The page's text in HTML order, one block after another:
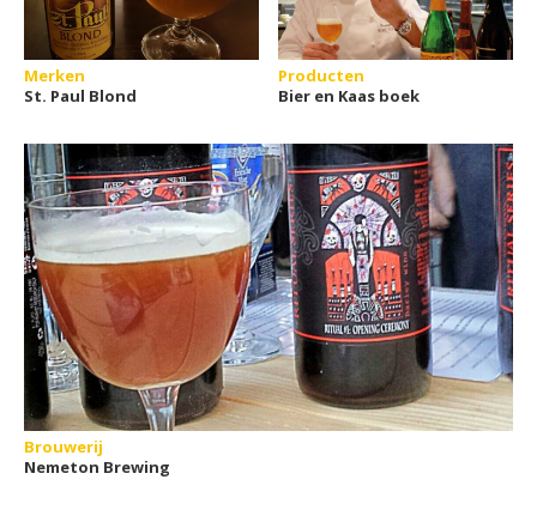
Merken
St. Paul Blond
Producten
Bier en Kaas boek
Brouwerij
Nemeton Brewing